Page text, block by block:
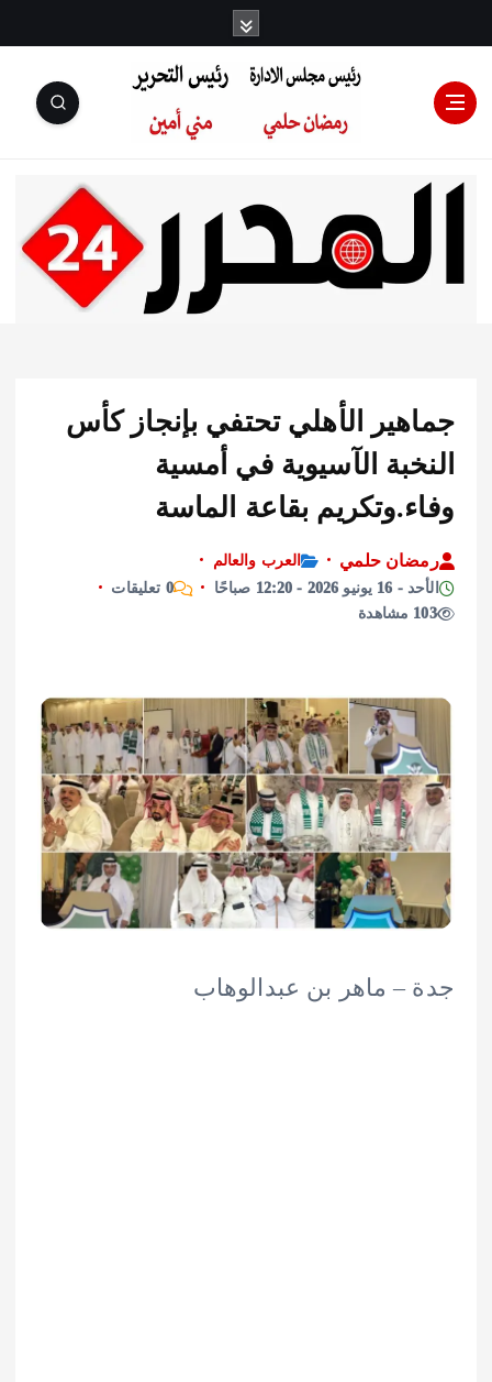
رئيس مجلس
الإدارة: رمضان
التحرير:مني أمين
الأهلي تحتفي بإنجاز كأس
الآسيوية في أمسية
بقاعة الماسة
حلمي
العرب والعالم
0 تعليقات
– ماهر بن عبدالوهاب